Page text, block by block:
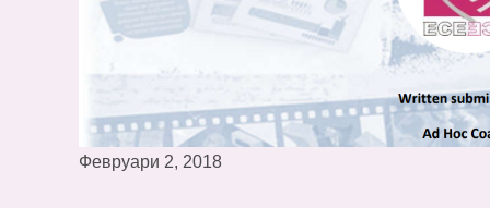
Февруари 2, 2018